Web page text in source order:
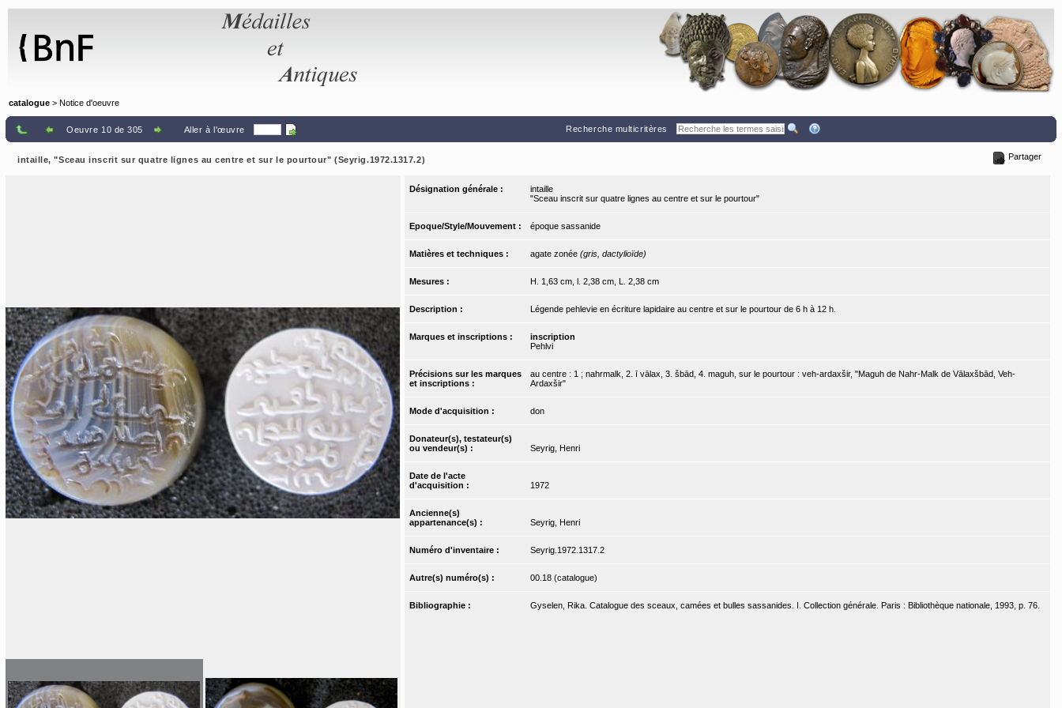
catalogue > Notice d'oeuvre
Oeuvre 10 de 305 Aller à l'œuvre Recherche multicritères
intaille, "Sceau inscrit sur quatre lignes au centre et sur le pourtour" (Seyrig.1972.1317.2) Partager
Désignation générale :
intaille
"Sceau inscrit sur quatre lignes au centre et sur le pourtour"
Epoque/Style/Mouvement : époque sassanide
Matières et techniques : agate zonée (gris, dactylioïde)
Mesures : H. 1,63 cm, l. 2,38 cm, L. 2,38 cm
Description : Légende pehlevie en écriture lapidaire au centre et sur le pourtour de 6 h à 12 h.
Marques et inscriptions :
inscription
Pehlvi
Précisions sur les marques
et inscriptions :
au centre : 1 ; nahrmalk, 2. ī vālax, 3. šbād, 4. maguh, sur le pourtour : veh-ardaxšir, "Maguh de Nahr-Malk de Vālaxšbād, Veh-
Ardaxšir"
Mode d'acquisition : don
Donateur(s), testateur(s)
ou vendeur(s) :
Seyrig, Henri
Date de l'acte
d'acquisition :
1972
Ancienne(s)
appartenance(s) :
Seyrig, Henri
Numéro d'inventaire : Seyrig.1972.1317.2
Autre(s) numéro(s) : 00.18 (catalogue)
Bibliographie : Gyselen, Rika. Catalogue des sceaux, camées et bulles sassanides. I. Collection générale. Paris : Bibliothèque nationale, 1993, p. 76.